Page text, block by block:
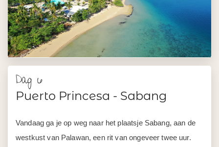
Dag 6
Puerto Princesa - Sabang
Vandaag ga je op weg naar het plaatsje Sabang, aan de
westkust van Palawan, een rit van ongeveer twee uur.